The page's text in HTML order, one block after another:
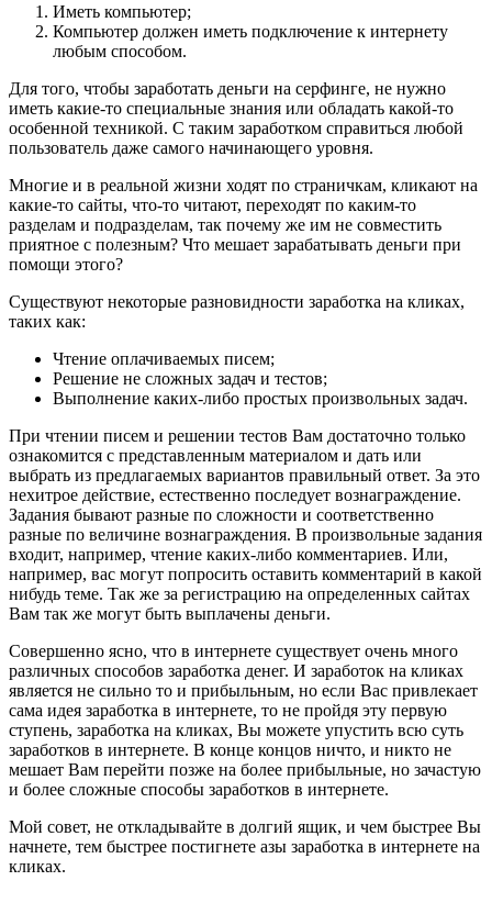
Иметь компьютер;
Компьютер должен иметь подключение к интернету
любым способом.
Для того, чтобы заработать деньги на серфинге, не нужно
иметь какие-то специальные знания или обладать какой-то
особенной техникой. С таким заработком справиться любой
пользователь даже самого начинающего уровня.
Многие и в реальной жизни ходят по страничкам, кликают на
какие-то сайты, что-то читают, переходят по каким-то
разделам и подразделам, так почему же им не совместить
приятное с полезным? Что мешает зарабатывать деньги при
помощи этого?
Существуют некоторые разновидности заработка на кликах,
таких как:
Чтение оплачиваемых писем;
Решение не сложных задач и тестов;
Выполнение каких-либо простых произвольных задач.
При чтении писем и решении тестов Вам достаточно только
ознакомится с представленным материалом и дать или
выбрать из предлагаемых вариантов правильный ответ. За это
нехитрое действие, естественно последует вознаграждение.
Задания бывают разные по сложности и соответственно
разные по величине вознаграждения. В произвольные задания
входит, например, чтение каких-либо комментариев. Или,
например, вас могут попросить оставить комментарий в какой
нибудь теме. Так же за регистрацию на определенных сайтах
Вам так же могут быть выплачены деньги.
Совершенно ясно, что в интернете существует очень много
различных способов заработка денег. И заработок на кликах
является не сильно то и прибыльным, но если Вас привлекает
сама идея заработка в интернете, то не пройдя эту первую
ступень, заработка на кликах, Вы можете упустить всю суть
заработков в интернете. В конце концов ничто, и никто не
мешает Вам перейти позже на более прибыльные, но зачастую
и более сложные способы заработков в интернете.
Мой совет, не откладывайте в долгий ящик, и чем быстрее Вы
начнете, тем быстрее постигнете азы заработка в интернете на
кликах.